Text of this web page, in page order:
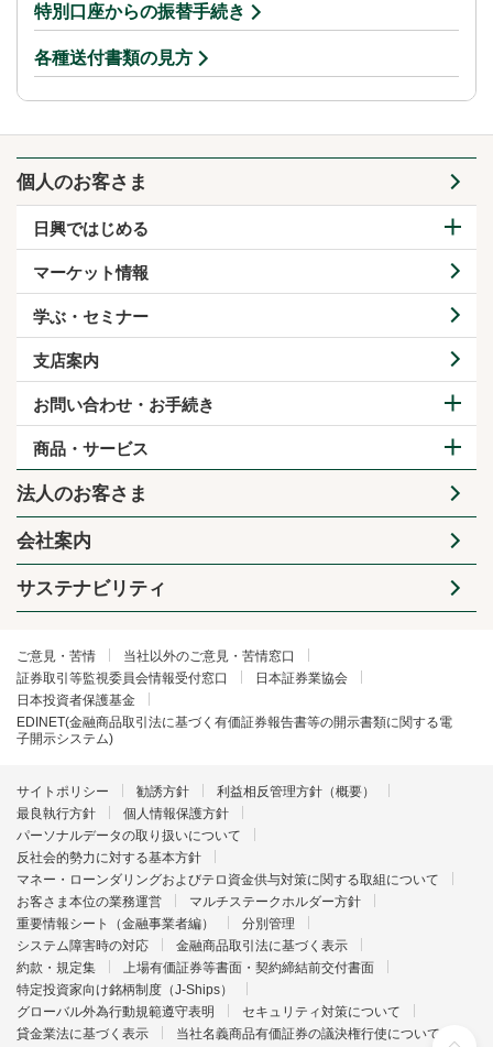
特別口座からの振替手続き
各種送付書類の見方
個人のお客さま
日興ではじめる
マーケット情報
学ぶ・セミナー
支店案内
お問い合わせ・お手続き
商品・サービス
法人のお客さま
会社案内
サステナビリティ
ご意見・苦情
当社以外のご意見・苦情窓口
証券取引等監視委員会情報受付窓口
日本証券業協会
日本投資者保護基金
EDINET(金融商品取引法に基づく有価証券報告書等の開示書類に関する電
子開示システム)
サイトポリシー 勧誘方針
利益相反管理方針（概要）
最良執行方針
個人情報保護方針
パーソナルデータの取り扱いについて
反社会的勢力に対する基本方針
マネー・ローンダリングおよびテロ資金供与対策に関する取組について
お客さま本位の業務運営
マルチステークホルダー方針
重要情報シート（金融事業者編）
分別管理
システム障害時の対応
金融商品取引法に基づく表示
約款・規定集
上場有価証券等書面・契約締結前交付書面
特定投資家向け銘柄制度（J-Ships）
グローバル外為行動規範遵守表明
セキュリティ対策について
貸金業法に基づく表示
当社名義商品有価証券の議決権行使について